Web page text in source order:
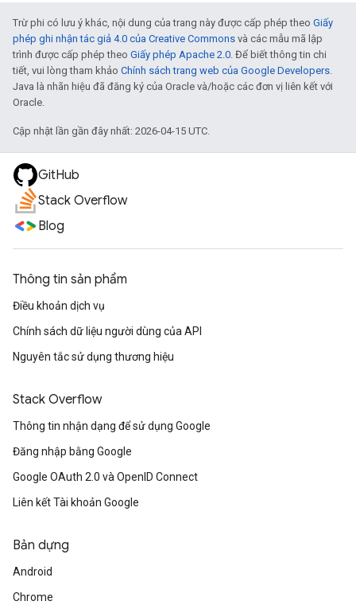
Trừ phi có lưu ý khác, nội dung của trang này được cấp phép theo Giấy
phép ghi nhận tác giả 4.0 của Creative Commons và các mẫu mã lập
trình được cấp phép theo Giấy phép Apache 2.0. Để biết thông tin chi
tiết, vui lòng tham khảo Chính sách trang web của Google Developers.
Java là nhãn hiệu đã đăng ký của Oracle và/hoặc các đơn vị liên kết với
Oracle.
Cập nhật lần gần đây nhất: 2026-04-15 UTC.
GitHub
Stack Overflow
Blog
Thông tin sản phẩm
Điều khoản dịch vụ
Chính sách dữ liệu người dùng của API
Nguyên tắc sử dụng thương hiệu
Stack Overflow
Thông tin nhận dạng để sử dụng Google
Đăng nhập bằng Google
Google OAuth 2.0 và OpenID Connect
Liên kết Tài khoản Google
Bản dựng
Android
Chrome